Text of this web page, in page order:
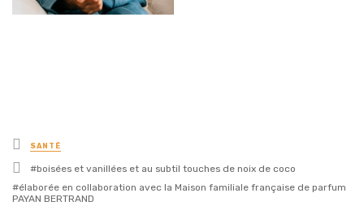
Posted
in
SANTÉ
Tagged
with
boisées et vanillées et au subtil touches de noix de coco
élaborée en collaboration avec la Maison familiale française de parfum
PAYAN BERTRAND